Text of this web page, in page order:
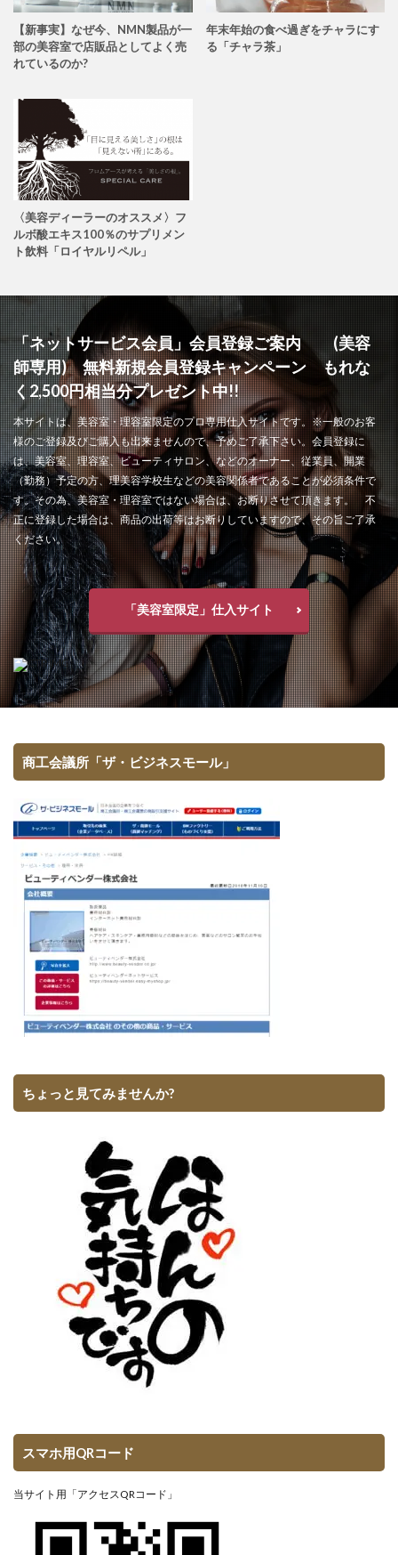
【新事実】なぜ今、NMN製品が一
部の美容室で店販品としてよく売
れているのか?
年末年始の食べ過ぎをチャラにす
る「チャラ茶」
〈美容ディーラーのオススメ〉フ
ルボ酸エキス100％のサプリメン
ト飲料「ロイヤルリペル」
「ネットサービス会員」会員登録ご案内 (美容
師専用) 無料新規会員登録キャンペーン もれな
く2,500円相当分プレゼント中!!
本サイトは、美容室・理容室限定のプロ専用仕入サイトです。※一般のお客
様のご登録及びご購入も出来ませんので、予めご了承下さい。会員登録に
は、美容室、理容室、ビューティサロン、などのオーナー、従業員、開業
（勤務）予定の方、理美容学校生などの美容関係者であることが必須条件で
す。その為、美容室・理容室ではない場合は、お断りさせて頂きます。 不
正に登録した場合は、商品の出荷等はお断りしていますので、その旨ご了承
ください。
「美容室限定」仕入サイト
商工会議所「ザ・ビジネスモール」
ちょっと見てみませんか?
スマホ用QRコード
当サイト用「アクセスQRコード」